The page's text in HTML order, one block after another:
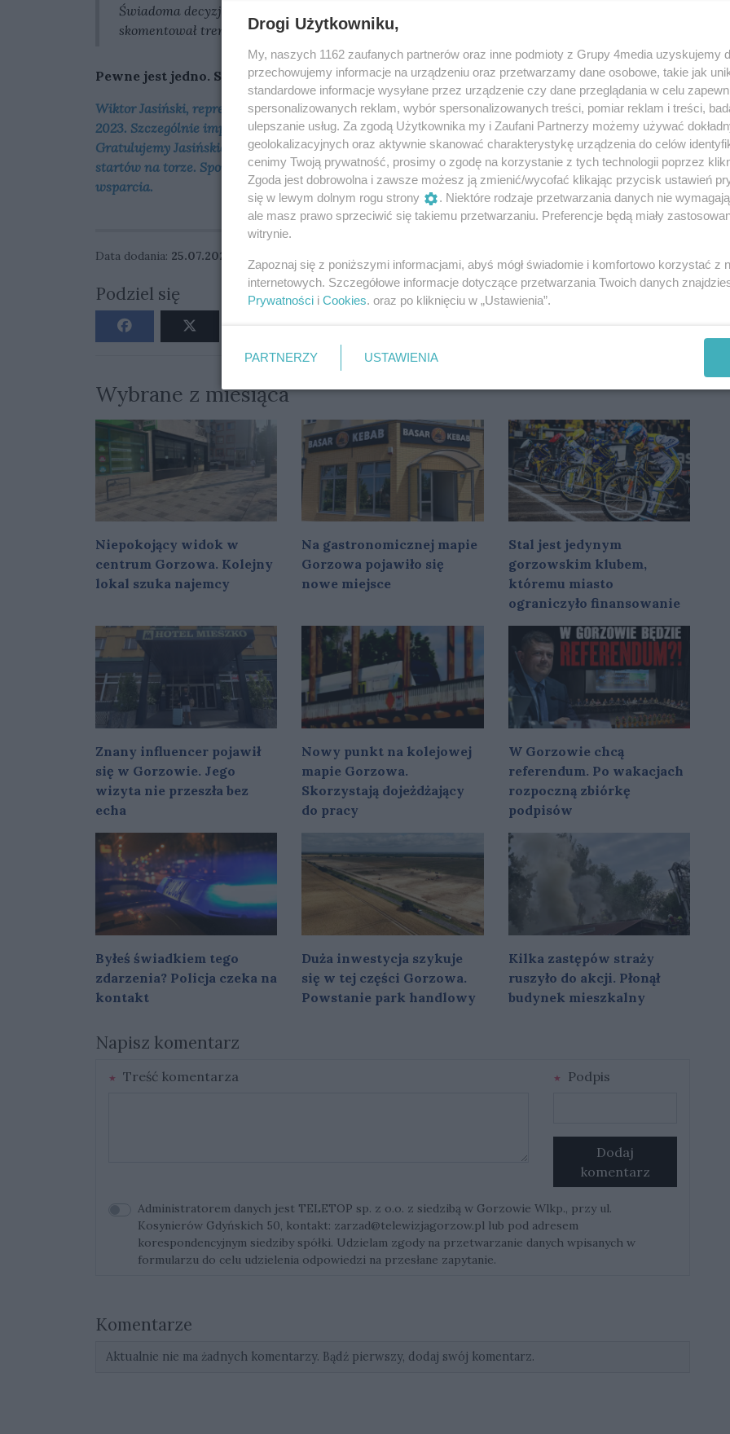
Świadoma decyzja, bo bez punktów juniorów to daleko w play-off nie zajedziemy –
skomentował trener na łamach portalu sport.interia.
Pewne jest jedno. Stal Gorzów jeszcze nie raz zaskoczy!
Wiktor Jasiński, reprezentujący Stal Gorzów, zaskoczył wszystkich swoją doskonałą formą w sezonie
2023. Szczególnie imponujące są jego osiągnięcie na torze w Grudziądzu, gdzie zdobył aż 8 punktów.
Gratulujemy Jasińskiemu i całej drużynie osiągniętego sukcesu oraz życzymy dalszych udanych
startów na torze. Sportowe emocje i pasja, które towarzyszą zawodnikom, są zawsze godne uwagi i
wsparcia.
Data dodania: 25.07.2023 12:19
Podziel się Oceń
Wybrane z miesiąca
Niepokojący widok w
centrum Gorzowa. Kolejny
lokal szuka najemcy
Na gastronomicznej mapie
Gorzowa pojawiło się
nowe miejsce
Stal jest jedynym
gorzowskim klubem,
któremu miasto
ograniczyło finansowanie
Znany influencer pojawił
się w Gorzowie. Jego
wizyta nie przeszła bez
echa
Nowy punkt na kolejowej
mapie Gorzowa.
Skorzystają dojeżdżający
do pracy
W Gorzowie chcą
referendum. Po wakacjach
rozpoczną zbiórkę
podpisów
Byłeś świadkiem tego
zdarzenia? Policja czeka na
kontakt
Duża inwestycja szykuje
się w tej części Gorzowa.
Powstanie park handlowy
Kilka zastępów straży
ruszyło do akcji. Płonął
budynek mieszkalny
Napisz komentarz
Treść komentarza Podpis
Dodaj
komentarz
Administratorem danych jest TELETOP sp. z o.o. z siedzibą w Gorzowie Wlkp., przy ul.
Kosynierów Gdyńskich 50, kontakt: zarzad@telewizjagorzow.pl lub pod adresem
korespondencyjnym siedziby spółki. Udzielam zgody na przetwarzanie danych wpisanych w
formularzu do celu udzielenia odpowiedzi na przesłane zapytanie.
Komentarze
Aktualnie nie ma żadnych komentarzy. Bądź pierwszy, dodaj swój komentarz.
Drogi Użytkowniku,
My, naszych 1162 zaufanych partnerów oraz inne podmioty z Grupy 4media uzyskujemy
przechowujemy informacje na urządzeniu oraz przetwarzamy dane osobowe, takie jak
standardowe informacje wysyłane przez urządzenie czy dane przeglądania w celu
spersonalizowanych reklam, wybór spersonalizowanych treści, pomiar reklam i treści,
ulepszanie usług. Za zgodą Użytkownika my i Zaufani Partnerzy możemy używać
geolokalizacyjnych oraz aktywnie skanować charakterystykę urządzenia do celów
cenimy Twoją prywatność, prosimy o zgodę na korzystanie z tych technologii poprzez
Zgoda jest dobrowolna i zawsze możesz ją zmienić/wycofać klikając przycisk ustawień
się w lewym dolnym rogu strony
. Niektóre rodzaje przetwarzania danych nie
ale masz prawo sprzeciwić się takiemu przetwarzaniu. Preferencje będą miały
witrynie.
Zapoznaj się z poniższymi informacjami, abyś mógł świadomie i komfortowo korzystać z
internetowych. Szczegółowe informacje dotyczące przetwarzania Twoich danych
Prywatności i Cookies. oraz po kliknięciu w „Ustawienia”.
PARTNERZY USTAWIENIA